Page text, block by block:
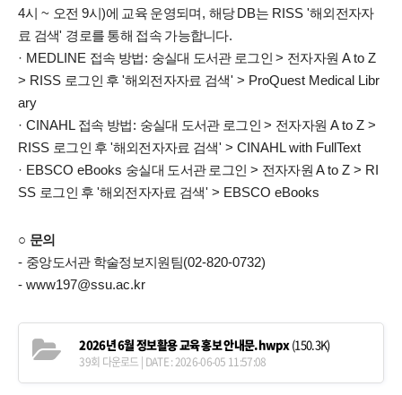
4시 ~ 오전 9시 )에 교육 운영되며 , 해당 DB는 RISS '해외전자자
료 검색' 경로를 통해 접속 가능합니다.
· MEDLINE 접속 방법: 숭실대 도서관 로그인> 전자자원 A to Z
> RISS 로그인 후 '해외전자자료 검색' > ProQuest Medical Libr
ary
· CINAHL 접속 방법: 숭실대 도서관 로그인> 전자자원 A to Z >
RISS 로그인 후 '해외전자자료 검색' > CINAHL with FullText
· EBSCO eBooks 숭실대 도서관 로그인 > 전자자원A to Z > RI
SS 로그인 후 '해외전자자료 검색' > EBSCO eBooks
○ 문의
- 중앙도서관 학술정보지원팀(02-820-0732)
- www197@ssu.ac.kr
2026년 6월 정보활용 교육 홍보 안내문.hwpx(150.3K)
39회 다운로드 | DATE : 2026-06-05 11:57:08